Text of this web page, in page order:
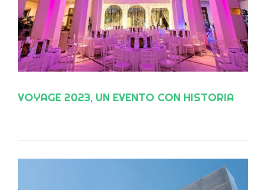
VOYAGE 2023, UN EVENTO CON HISTORIA